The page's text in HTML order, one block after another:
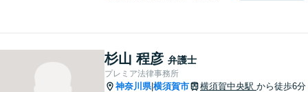
方々により良い法律サービス
を届けていきたいと思いま
す。 ぜひご相談ください。
杉山 程彦 弁護士
プレミア法律事務所
神奈川県|横須賀市 横須賀中央駅 から徒歩6分